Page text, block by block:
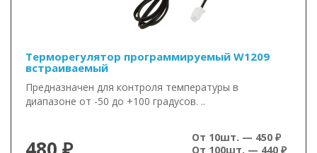
Терморегулятор программируемый W1209
встраиваемый
Предназначен для контроля температуры в
диапазоне от -50 до +100 градусов. ..
От 10шт. — 450 ₽
От 100шт. — 440 ₽